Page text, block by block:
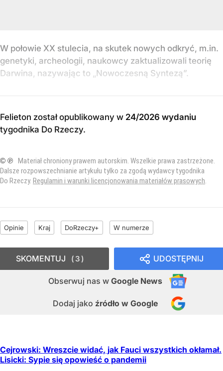
W połowie XX stulecia, na skutek nowych odkryć, m.in.
genetyki, archeologii, naukowcy zaktualizowali teorię
Darwina, nazywając to „Nowoczesną Syntezą”.
Felieton został opublikowany w 24/2026 wydaniu
tygodnika Do Rzeczy.
© ℗ Materiał chroniony prawem autorskim. Wszelkie prawa zastrzeżone.
Dalsze rozpowszechnianie artykułu tylko za zgodą wydawcy tygodnika
Do Rzeczy. Regulamin i warunki licencjonowania materiałów prasowych.
Opinie Kraj DoRzeczy+ W numerze
UDOSTĘPNIJ
Obserwuj nas w Google News
Dodaj jako źródło w Google
SKOMENTUJ 3
Cejrowski: Wreszcie widać, jak Fauci wszystkich okłamał.
Lisicki: Sypie się opowieść o pandemii